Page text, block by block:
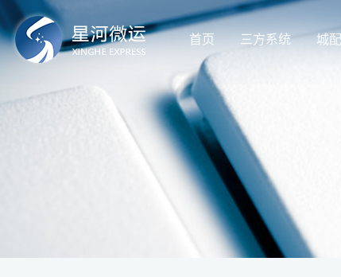
首页 三方系统 城